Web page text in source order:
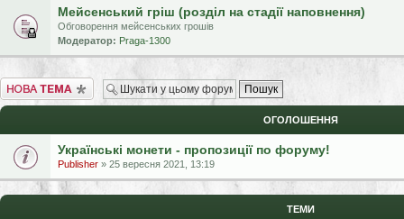
Мейсенський гріш (розділ на стадії наповнення)
Обговорення мейсенських грошів
Модератор: Praga-1300
Створити нову тему
ОГОЛОШЕННЯ
Українські монети - пропозиції по форуму!
Publisher » 25 вересня 2021, 13:19
ТЕМИ